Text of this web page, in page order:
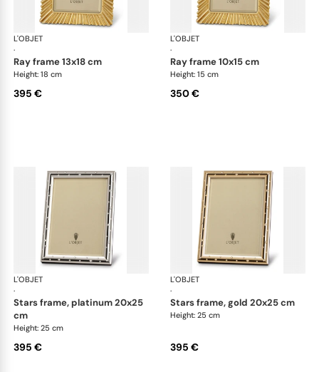
L'OBJET
·
Picture Frames
ray frame 13x18 cm
Height: 18 cm
395 €
L'OBJET
·
ray frame 10x15 cm
Height: 15 cm
350 €
L'OBJET
·
Picture Frames
stars frame, platinum 20x25
cm
Height: 25 cm
395 €
L'OBJET
·
stars frame, gold 20x25 cm
Height: 25 cm
395 €